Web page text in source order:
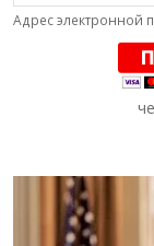
Адрес электронной